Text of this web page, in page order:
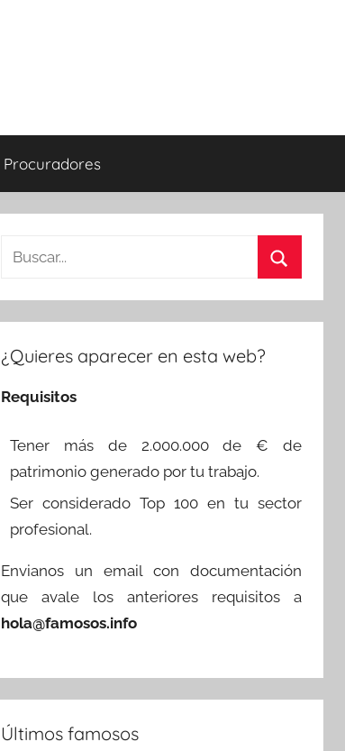
Procuradores
Buscar:
¿Quieres aparecer en esta web?
Requisitos
Tener más de 2.000.000 de € de
patrimonio generado por tu trabajo.
Ser considerado Top 100 en tu sector
profesional.
Envianos un email con documentación
que avale los anteriores requisitos a
hola@famosos.info
Últimos famosos